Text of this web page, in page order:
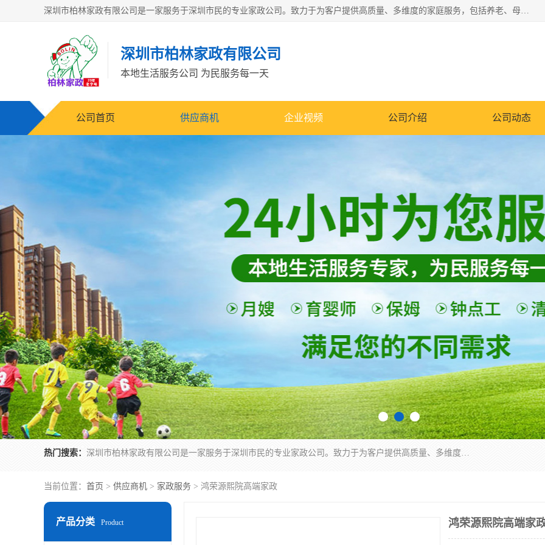
深圳市柏林家政有限公司是一家服务于深圳市民的专业家政公司。致力于为客户提供高质量、多维度的家庭服务，包括养老、母婴、月嫂育婴早教、康复理疗、家电清洗和保洁等方面的专业服务。
深圳市柏林家政有限公司
本地生活服务公司 为民服务每一天
公司首页 供应商机 企业视频 公司介绍 公司动态
热门搜索： 深圳市柏林家政有限公司是一家服务于深圳市民的专业家政公司。致力于为客户提供高质量、多维度的家庭服务，包括养老、母婴、月嫂育婴早教、康复理疗、家电清洗和保洁等方面的专业服务。
当前位置： 首页 > 供应商机 > 家政服务 > 鸿荣源熙院高端家政
产品分类 Product 鸿荣源熙院高端家